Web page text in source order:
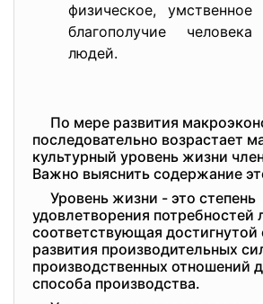
физическое,
благополучие
людей.
По мере развития
последовательно возрастает
культурный уровень жизни
Важно выяснить содержание
Уровень жизни - это степень
удовлетворения потребностей
соответствующая достигнутой
развития производительных
производственных отношений
способа производства.